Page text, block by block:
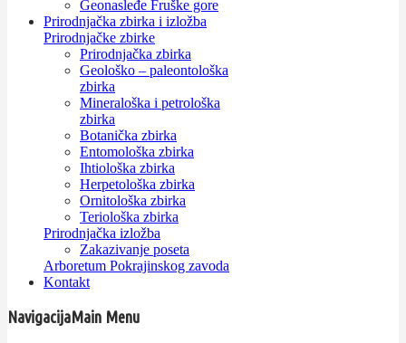
Geonasleđe Fruške gore
Prirodnjačka zbirka i izložba
Prirodnjačke zbirke
Prirodnjačka zbirka
Geološko – paleontološka
zbirka
Mineraloška i petrološka
zbirka
Botanička zbirka
Entomološka zbirka
Ihtiološka zbirka
Herpetološka zbirka
Ornitološka zbirka
Teriološka zbirka
Prirodnjačka izložba
Zakazivanje poseta
Arboretum Pokrajinskog zavoda
Kontakt
NavigacijaMain Menu